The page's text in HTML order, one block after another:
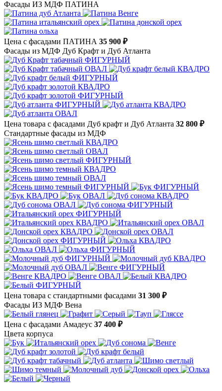
Фасады ИЗ МДФ ПАТИНА
Цена с фасадами ПАТИНА 35 900 ₽
Фасады из МДФ Дуб Крафт и Дуб Атланта
Цена товара с фасадами Дуб крафт и Дуб Атланта 32 800 ₽
Стандартные фасады из МДФ
Цена товара с стандартными фасадами 31 300 ₽
Фасады ИЗ МДФ Вена
Цена с фасадами Амадеус 37 400 ₽
Цвета корпуса